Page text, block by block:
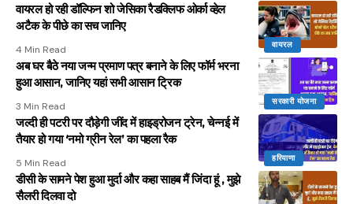
वायरल
वायरल हो रही डॉल्फिन शो जेसिका रैडक्लिफ ओर्का व्हेल
अटैक के पीछे का सच जानिए
4 Min Read
सरकारी योजना
अब घर बैठे नया जन्म प्रमाण पत्र बनाने के लिए फॉर्म भरना
हुआ आसान, जानिए यहां सभी आसान ट्रिक
3 Min Read
हरियाणा
जल्दी ही पटरी पर दौड़ेगी जींद में हाइड्रोजन ट्रेन, चेन्नई में
तैयार हो गया ‘नमो ग्रीन रेल’ का पहला रैक
5 Min Read
डीसी के सामने पेश हुआ मुर्दा और कहा साहब मैं जिंदा हूं , मुझे
सैलरी दिलवा दो